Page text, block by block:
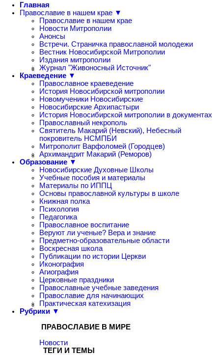
Главная
Православие в нашем крае ▼
Православие в нашем крае
Новости Митрополии
Анонсы
Встречи. Страничка православной молодежи
Вестник Новосибирской Митрополии
Издания митрополии
Журнал "Живоносный Источник"
Краеведение ▼
Православное краеведение
История Новосибирской митрополии
Новомученики Новосибирские
Новосибирские Архипастыри
История Новосибирской митрополии в документах
Православный некрополь
Святитель Макарий (Невский), Небесный
покровитель НСМПБИ
Митрополит Варфоломей (Городцев)
Архимандрит Макарий (Реморов)
Образование ▼
Новосибирские Духовные Школы
Учебные пособия и материалы
Материалы по ИППЦ
Основы православной культуры в школе
Книжная полка
Психология
Педагогика
Православное воспитание
Веруют ли ученые? Вера и знание
Предметно-образовательные области
Воскресная школа
Публикации по истории Церкви
Иконография
Агиография
Церковные праздники
Православные учебные заведения
Православие для начинающих
Практическая катехизация
Рубрики ▼
ПРАВОСЛАВИЕ В МИРЕ
Новости
ТЕГИ И ТЕМЫ